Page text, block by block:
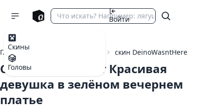
Скины
Головы
Войти
Главная скин DeinoWasntHere
Скин Майнкрафт Красивая
девушка в зелёном вечернем
платье